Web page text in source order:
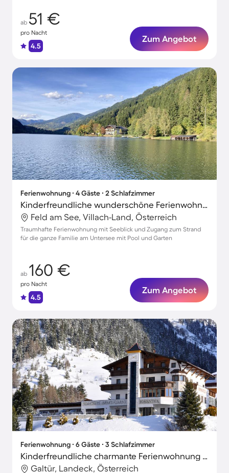
ab 51 €
pro Nacht
4.5
Zum Angebot
Ferienwohnung ∙ 4 Gäste ∙ 2 Schlafzimmer
Kinderfreundliche wunderschöne Ferienwohnung mit Garten, Pool und Terrasse | Seeblick | Ideal für Homeoffice | Hunde erlaubt
Feld am See, Villach-Land, Österreich
Traumhafte Ferienwohnung mit Seeblick und Zugang zum Strand
für die ganze Familie am Untersee mit Pool und Garten
ab 160 €
pro Nacht
4.5
Zum Angebot
Ferienwohnung ∙ 6 Gäste ∙ 3 Schlafzimmer
Kinderfreundliche charmante Ferienwohnung mit Terrasse, Grill und Sauna | Ideal für Homeoffice
Galtür, Landeck, Österreich